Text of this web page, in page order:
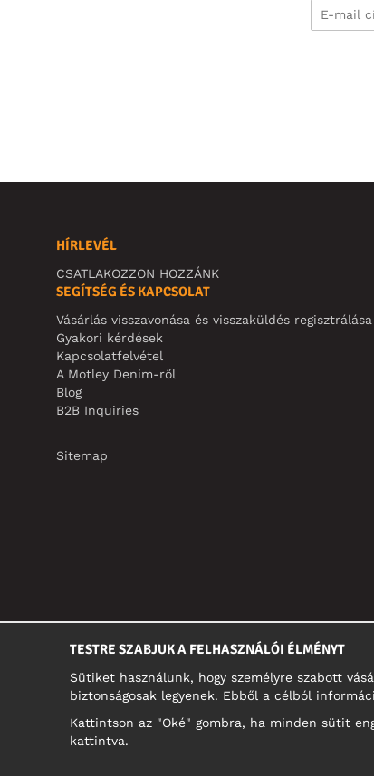
HÍRLEVÉL
CSATLAKOZZON HOZZÁNK
SEGÍTSÉG ÉS KAPCSOLAT
Vásárlás visszavonása és visszaküldés regisztrálása
Gyakori kérdések
Kapcsolatfelvétel
A Motley Denim-ről
Blog
B2B Inquiries
Sitemap
TESTRE SZABJUK A FELHASZNÁLÓI ÉLMÉNYT
Sütiket használunk, hogy személyre szabott
biztonságosak legyenek. Ebből a célból
Kattintson az "Oké" gombra, ha minden sütit
kattintva.